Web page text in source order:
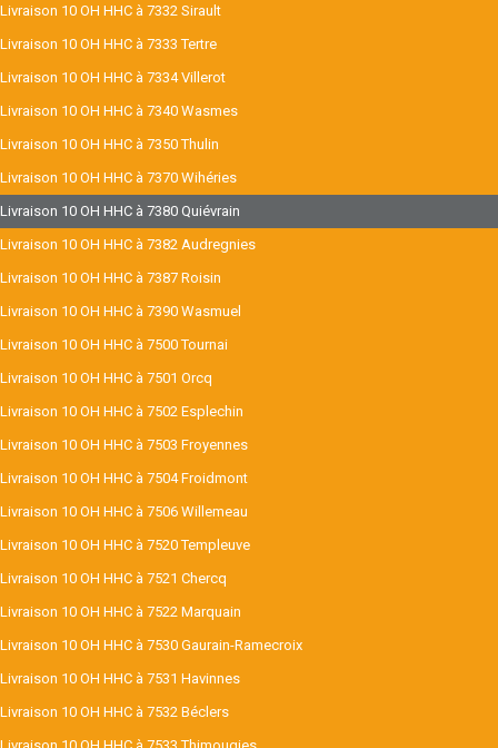
Livraison 10 OH HHC à 7332 Sirault
Livraison 10 OH HHC à 7333 Tertre
Livraison 10 OH HHC à 7334 Villerot
Livraison 10 OH HHC à 7340 Wasmes
Livraison 10 OH HHC à 7350 Thulin
Livraison 10 OH HHC à 7370 Wihéries
Livraison 10 OH HHC à 7380 Quiévrain
Livraison 10 OH HHC à 7382 Audregnies
Livraison 10 OH HHC à 7387 Roisin
Livraison 10 OH HHC à 7390 Wasmuel
Livraison 10 OH HHC à 7500 Tournai
Livraison 10 OH HHC à 7501 Orcq
Livraison 10 OH HHC à 7502 Esplechin
Livraison 10 OH HHC à 7503 Froyennes
Livraison 10 OH HHC à 7504 Froidmont
Livraison 10 OH HHC à 7506 Willemeau
Livraison 10 OH HHC à 7520 Templeuve
Livraison 10 OH HHC à 7521 Chercq
Livraison 10 OH HHC à 7522 Marquain
Livraison 10 OH HHC à 7530 Gaurain-Ramecroix
Livraison 10 OH HHC à 7531 Havinnes
Livraison 10 OH HHC à 7532 Béclers